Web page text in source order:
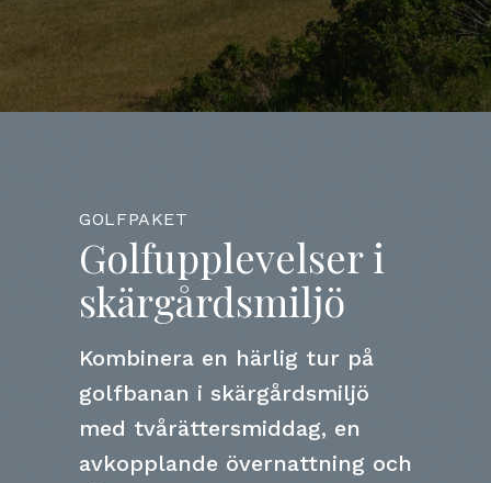
GOLFPAKET
Golfupplevelser i
skärgårdsmiljö
Kombinera en härlig tur på
golfbanan i skärgårdsmiljö
med tvårättersmiddag, en
avkopplande övernattning och